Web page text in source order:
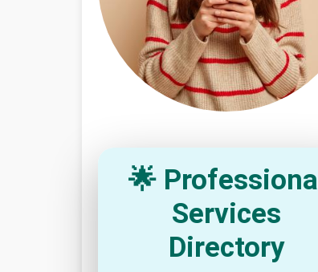
🌟 Professional
Services
Directory